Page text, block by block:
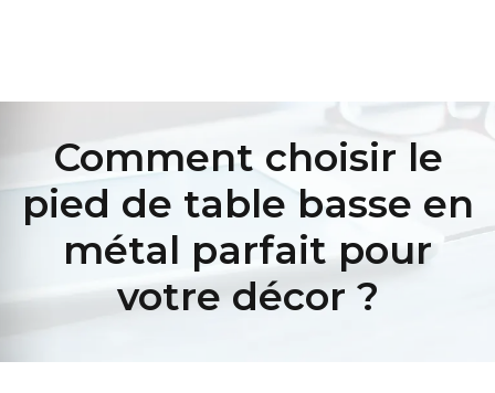
Comment choisir le
pied de table basse en
métal parfait pour
votre décor ?